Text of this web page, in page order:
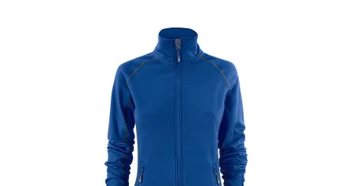
OFFERTEAANVRAAG